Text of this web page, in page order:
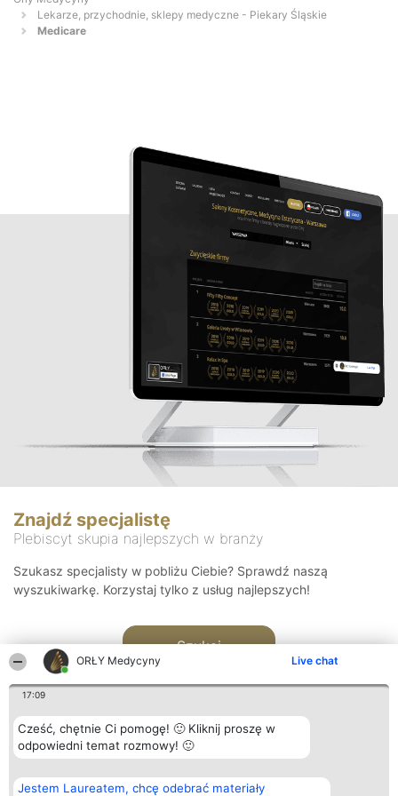
ORŁY Medycyny Live chat
17:09
Cześć, chętnie Ci pomogę! 🙂 Kliknij proszę w
odpowiedni temat rozmowy! 🙂
Jestem Laureatem, chcę odebrać materiały
Lekarze, przychodnie, sklepy medyczne - Piekary Śląskie
Medicare
Znajdź specjalistę
Plebiscyt skupia najlepszych w branży
Szukasz specjalisty w pobliżu Ciebie? Sprawdź naszą
wyszukiwarkę. Korzystaj tylko z usług najlepszych!
Szukaj
Organizator plebiscytu
Bright Side Solutions sp. z o.
Plebiscyt
Laureaci
Kontakt
Kontakt